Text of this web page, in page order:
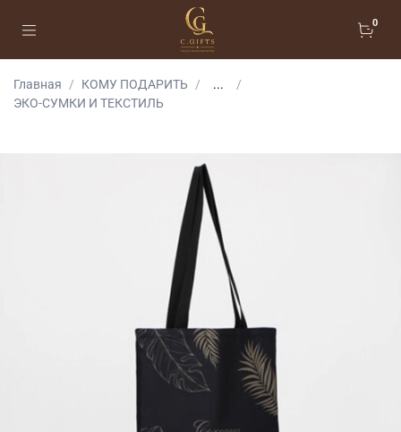
0
Главная КОМУ ПОДАРИТЬ
...
ЭКО-СУМКИ И ТЕКСТИЛЬ